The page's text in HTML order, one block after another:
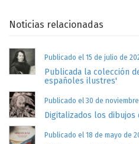
Noticias relacionadas
Publicado el 15 de julio de
Publicada la colección
españoles ilustres'
Publicado el 30 de noviembre
Digitalizados los
Publicado el 18 de mayo de